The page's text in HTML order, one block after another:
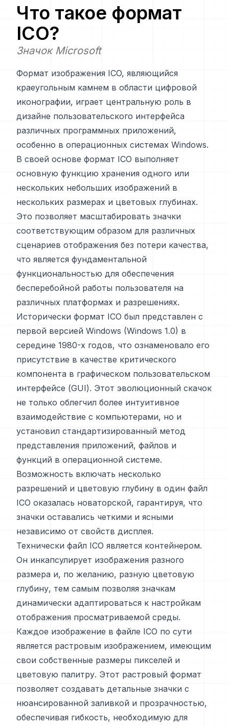
Что такое формат
ICO?
Значок Microsoft
Формат изображения ICO, являющийся
краеугольным камнем в области цифровой
иконографии, играет центральную роль в
дизайне пользовательского интерфейса
различных программных приложений,
особенно в операционных системах Windows.
В своей основе формат ICO выполняет
основную функцию хранения одного или
нескольких небольших изображений в
нескольких размерах и цветовых глубинах.
Это позволяет масштабировать значки
соответствующим образом для различных
сценариев отображения без потери качества,
что является фундаментальной
функциональностью для обеспечения
бесперебойной работы пользователя на
различных платформах и разрешениях.
Исторически формат ICO был представлен с
первой версией Windows (Windows 1.0) в
середине 1980-х годов, что ознаменовало его
присутствие в качестве критического
компонента в графическом пользовательском
интерфейсе (GUI). Этот эволюционный скачок
не только облегчил более интуитивное
взаимодействие с компьютерами, но и
установил стандартизированный метод
представления приложений, файлов и
функций в операционной системе.
Возможность включать несколько
разрешений и цветовую глубину в один файл
ICO оказалась новаторской, гарантируя, что
значки оставались четкими и ясными
независимо от свойств дисплея.
Технически файл ICO является контейнером.
Он инкапсулирует изображения разного
размера и, по желанию, разную цветовую
глубину, тем самым позволяя значкам
динамически адаптироваться к настройкам
отображения просматриваемой среды.
Каждое изображение в файле ICO по сути
является растровым изображением, имеющим
свои собственные размеры пикселей и
цветовую палитру. Этот растровый формат
позволяет создавать детальные значки с
нюансированной заливкой и прозрачностью,
обеспечивая гибкость, необходимую для